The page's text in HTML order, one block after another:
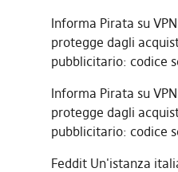
Informa Pirata su
protegge dagli
pubblicitario: codice
Informa Pirata su
protegge dagli
pubblicitario: codice
Feddit Un'istanza